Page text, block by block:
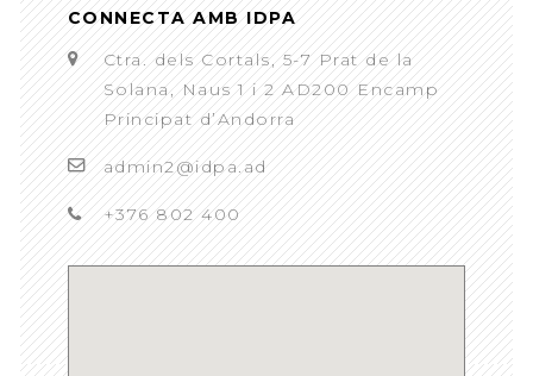
CONNECTA AMB IDPA
Ctra. dels Cortals, 5-7 Prat de la
Solana, Naus 1 i 2 AD200 Encamp
Principat d’Andorra
admin2@idpa.ad
+376 802 400